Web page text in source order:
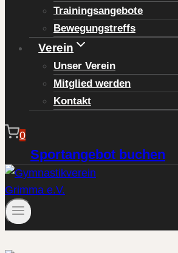
Trainingsangebote
Bewegungstreffs
Verein
Unser Verein
Mitglied werden
Kontakt
0
Sportangebot buchen